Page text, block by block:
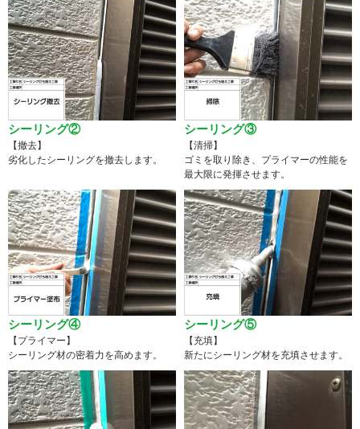
シーリング②
【撤去】
劣化したシーリングを撤去します。
シーリング③
【清掃】
ゴミを取り除き、プライマーの性能を
最大限に発揮させます。
シーリング④
【プライマー】
シーリング材の密着力を高めます。
シーリング⑤
【充填】
新たにシーリング材を充填させます。